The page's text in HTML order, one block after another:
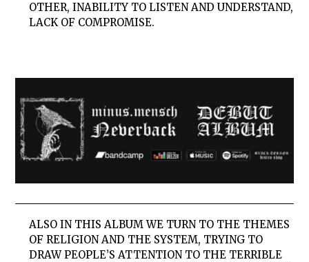
OTHER, INABILITY TO LISTEN AND UNDERSTAND,
LACK OF COMPROMISE.
ALSO IN THIS ALBUM WE TURN TO THE THEMES
OF RELIGION AND THE SYSTEM, TRYING TO
DRAW PEOPLE’S ATTENTION TO THE TERRIBLE